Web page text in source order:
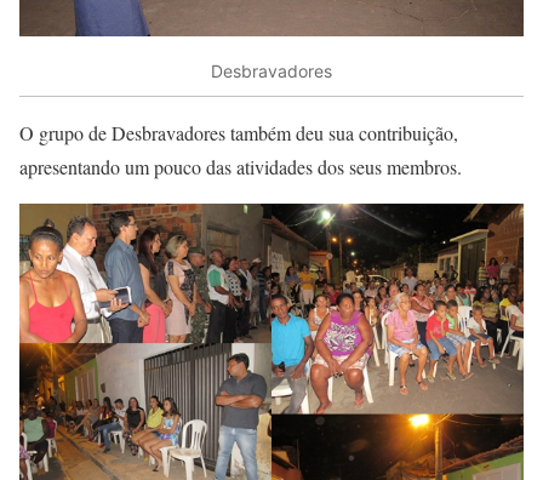
Desbravadores
O grupo de Desbravadores também deu sua contribuição,
apresentando um pouco das atividades dos seus membros.